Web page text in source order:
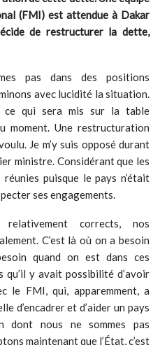
(FMI) est attendue à Dakar
de restructurer la dette,
pas dans des positions
avec lucidité la situation.
ce qui sera mis sur la table
moment. Une restructuration
Je m’y suis opposé durant
ministre. Considérant que les
puisque le pays n’était
ses engagements.
corrects, nos
C’est là où on a besoin
quand on est dans ces
y avait possibilité d’avoir
le FMI, qui, apparemment, a
d’encadrer et d’aider un pays
dont nous ne sommes pas
maintenant que l’État, c’est